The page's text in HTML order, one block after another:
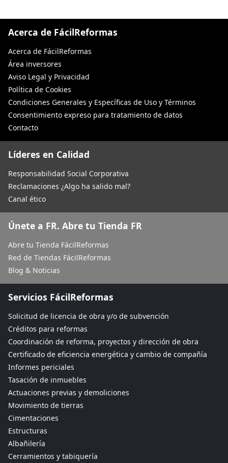
Acerca de FácilReformas
Acerca de FácilReformas
Área inversores
Aviso Legal y Privacidad
Política de Cookies
Condiciones Generales y Específicas de Uso y Términos
Consentimiento expreso para tratamiento de datos
Contacto
Líderes en Calidad
Responsabilidad Social Corporativa
Reclamaciones ¿Algo ha salido mal?
Canal ético
Únete a FR. Abre tu Tienda FR
Abre tu Tienda FácilReformas
Red de Tiendas FácilReformas
Blog & Noticias
Servicios FácilReformas
Solicitud de licencia de obra y/o de subvención
Créditos para reformas
Coordinación de reforma, proyectos y dirección de obra
Certificado de eficiencia energética y cambio de compañía
Informes periciales
Tasación de inmuebles
Actuaciones previas y demoliciones
Movimiento de tierras
Cimentaciones
Estructuras
Albañilería
Cerramientos y tabiquería